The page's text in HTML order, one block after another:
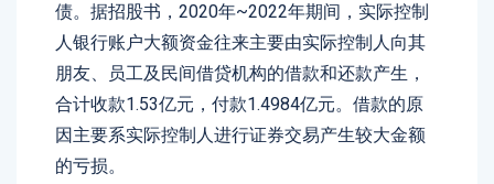
债。据招股书，2020年~2022年期间，实际控制
人银行账户大额资金往来主要由实际控制人向其
朋友、员工及民间借贷机构的借款和还款产生，
合计收款1.53亿元，付款1.4984亿元。借款的原
因主要系实际控制人进行证券交易产生较大金额
的亏损。